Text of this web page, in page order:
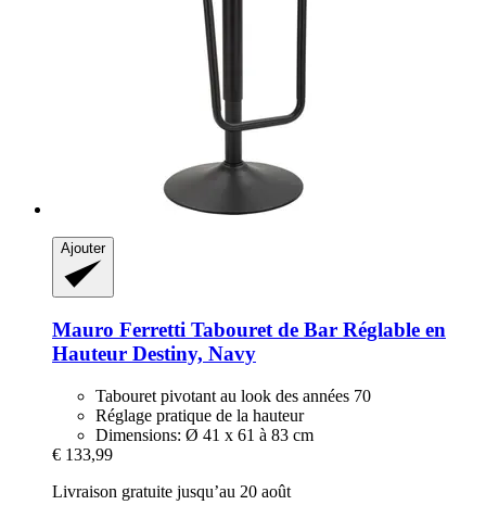
Ajouter
Mauro Ferretti Tabouret de Bar Réglable en
Hauteur Destiny, Navy
Tabouret pivotant au look des années 70
Réglage pratique de la hauteur
Dimensions: Ø 41 x 61 à 83 cm
€ 133,99
Livraison gratuite jusqu’au 20 août